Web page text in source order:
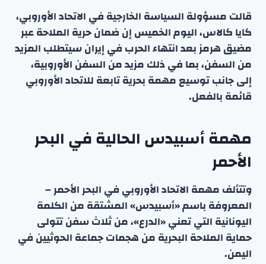
قالت مسؤولة السياسة الخارجية في الاتحاد الأوروبي،
كايا كالاس، اليوم الخميس إن ضمان حرية الملاحة عبر
مضيق هرمز بعد انتهاء الحرب في إيران سيتطلب المزيد
من السفن، بما في ذلك مزيد من السفن الأوروبية،
إلى جانب توسيع مهمة بحرية تابعة للاتحاد الأوروبي
قائمة بالفعل.
مهمة أسبيدس الحالية في البحر
الأحمر
وتتألف مهمة الاتحاد الأوروبي في البحر الأحمر –
المعروفة باسم «أسبيدس» المشتقة من الكلمة
اليونانية التي تعني «الدرع»، من ثلاث سفن تتولى
حماية الملاحة البحرية من هجمات جماعة الحوثيين في
اليمن.